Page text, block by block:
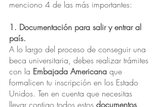
menciono 4 de las más importantes:
1. Documentación para salir y entrar al
país.
A lo largo del proceso de conseguir una
beca universitaria, debes realizar trámites
con la Embajada Americana que
formalicen tu inscripción en los Estado
Unidos. Ten en cuenta que necesitas
llevar contigo todos estos documentos